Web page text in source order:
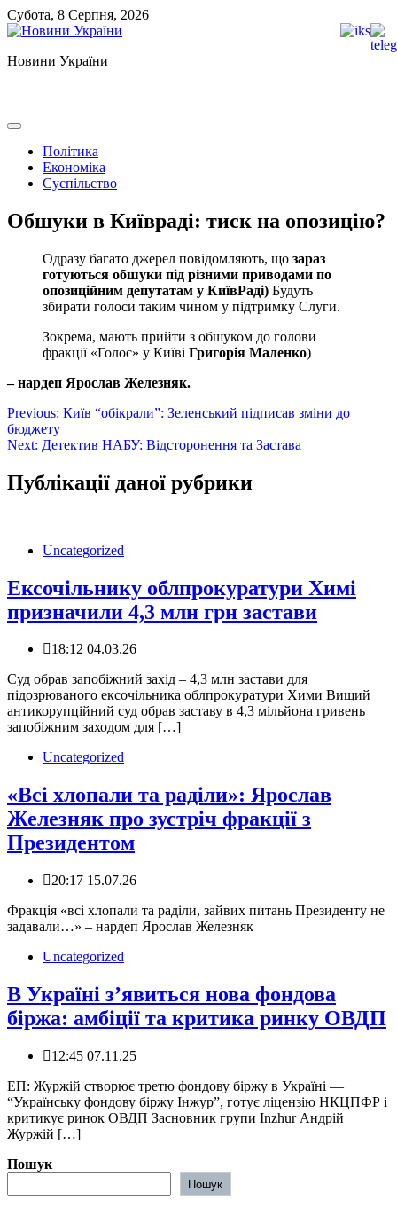
Skip
to
Субота, 8 Серпня, 2026
Новини України
Політика
Економіка
Суспільство
Обшуки в Київраді: тиск на опозицію?
Одразу багато джерел повідомляють, що зараз
готуються обшуки під різними приводами по
опозиційним депутатам у КиївРаді) Будуть
збирати голоси таким чином у підтримку Слуги.
Зокрема, мають прийти з обшуком до голови
фракції «Голос» у Київі Григорія Маленко)
– нардеп Ярослав Железняк.
Навігація
записів
Previous: Київ “обікрали”: Зеленський підписав зміни до
бюджету
Next: Детектив НАБУ: Відсторонення та Застава
Публікації даної рубрики
Uncategorized
Ексочільнику облпрокуратури Химі
призначили 4,3 млн грн застави
18:12 04.03.26
️Суд обрав запобіжний захід – 4,3 млн застави для
підозрюваного ексочільника облпрокуратури Хими Вищий
антикорупційний суд обрав заставу в 4,3 мільйона гривень
запобіжним заходом для […]
Uncategorized
«Всі хлопали та раділи»: Ярослав
Железняк про зустріч фракції з
Президентом
20:17 15.07.26
Фракція «всі хлопали та раділи, зайвих питань Президенту не
задавали…» – нардеп Ярослав Железняк
Uncategorized
В Україні з’явиться нова фондова
біржа: амбіції та критика ринку ОВДП
12:45 07.11.25
ЕП: Журжій створює третю фондову біржу в Україні —
“Українську фондову біржу Інжур”, готує ліцензію НКЦПФР і
критикує ринок ОВДП Засновник групи Inzhur Андрій
Журжій […]
Пошук
Пошук